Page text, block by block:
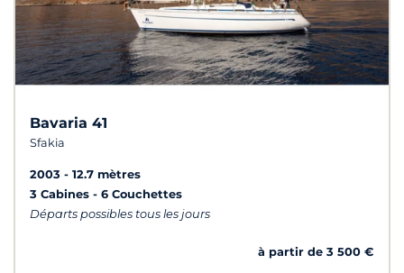
Bavaria 41
Sfakia
2003
12.7 mètres
3 Cabines
6 Couchettes
Départs possibles tous les jours
à partir de 3 500 €